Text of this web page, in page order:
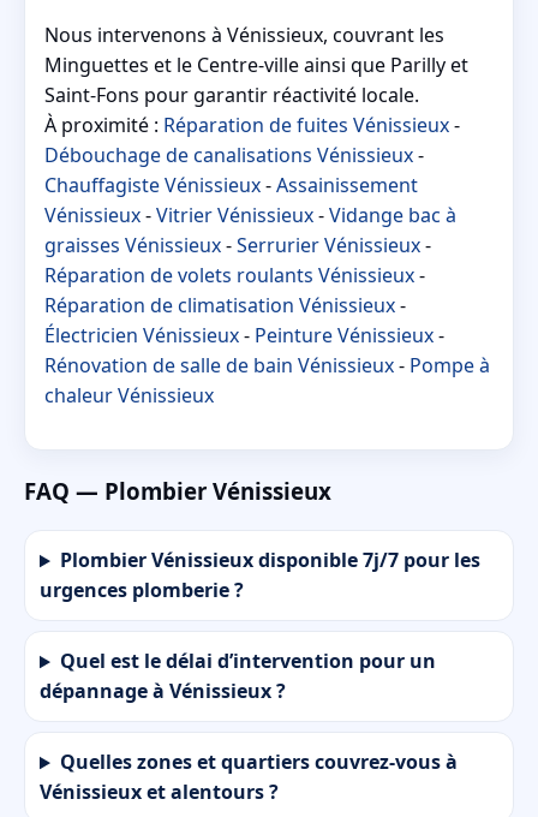
Nous intervenons à Vénissieux, couvrant les
Minguettes et le Centre-ville ainsi que Parilly et
Saint-Fons pour garantir réactivité locale.
À proximité : Réparation de fuites Vénissieux-
Débouchage de canalisations Vénissieux-
Chauffagiste Vénissieux-Assainissement
Vénissieux-Vitrier Vénissieux-Vidange bac à
graisses Vénissieux-Serrurier Vénissieux-
Réparation de volets roulants Vénissieux-
Réparation de climatisation Vénissieux-
Électricien Vénissieux- Peinture Vénissieux-
Rénovation de salle de bain Vénissieux- Pompe à
chaleur Vénissieux
FAQ — Plombier Vénissieux
Plombier Vénissieux disponible 7j/7 pour les
urgences plomberie ?
Quel est le délai d’intervention pour un
dépannage à Vénissieux ?
Quelles zones et quartiers couvrez-vous à
Vénissieux et alentours ?